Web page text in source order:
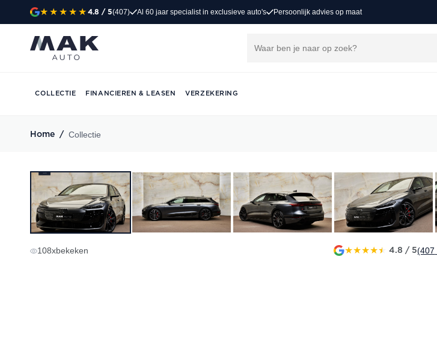
4.8 / 5(407) Al 60 jaar specialist in exclusieve auto's Persoonlijk advies op maat
COLLECTIE FINANCIEREN & LEASEN VERZEKERING
Home / Collectie
108xbekeken ★★★★★ 4.8 / 5(407